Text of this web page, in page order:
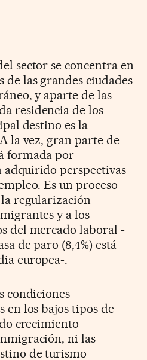
sector se concentra en
las grandes ciudades
y aparte de las
residencia de los
destino es la
la vez, gran parte de
formada por
perspectivas
Es un proceso
regularización
y a los
del mercado laboral -
de paro (8,4%) está
europea-.
condiciones
en los bajos tipos de
crecimiento
ni las
de turismo